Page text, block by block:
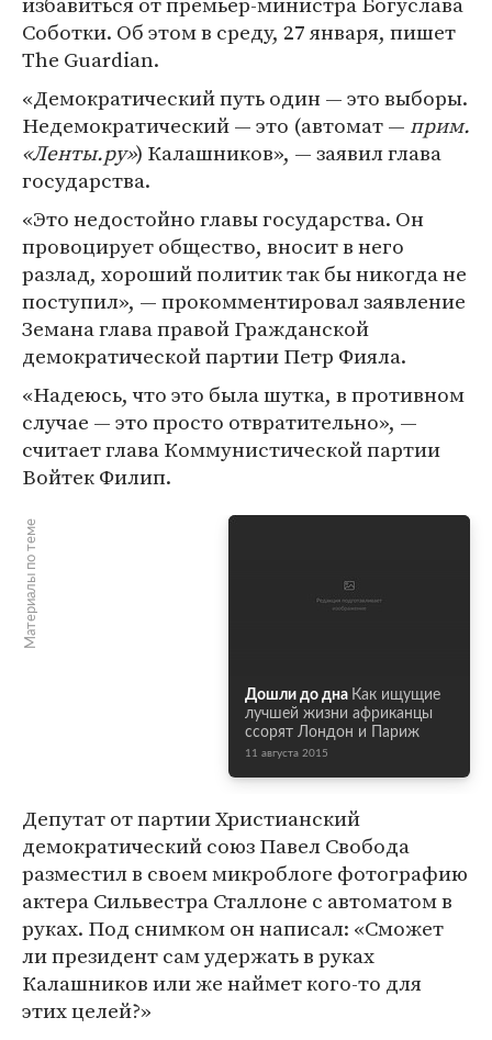
Соботки. Об этом в среду, 27 января, пишет
The Guardian.
«Демократический путь один — это выборы.
Недемократический — это (автомат — прим.
«Ленты.ру») Калашников», — заявил глава
государства.
«Это недостойно главы государства. Он
провоцирует общество, вносит в него
разлад, хороший политик так бы никогда не
поступил», — прокомментировал заявление
Земана глава правой Гражданской
демократической партии Петр Фияла.
«Надеюсь, что это была шутка, в противном
случае — это просто отвратительно», —
считает глава Коммунистической партии
Войтек Филип.
Материалы по теме
Дошли до дна Как ищущие
лучшей жизни африканцы
ссорят Лондон и Париж
11 августа 2015
Депутат от партии Христианский
демократический союз Павел Свобода
разместил в своем микроблоге фотографию
актера Сильвестра Сталлоне с автоматом в
руках. Под снимком он написал: «Сможет
ли президент сам удержать в руках
Калашников или же наймет кого-то для
этих целей?»